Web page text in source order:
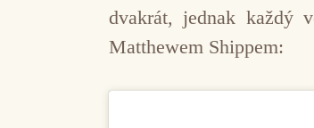
dvakrát, jednak každý
Matthewem Shippem: